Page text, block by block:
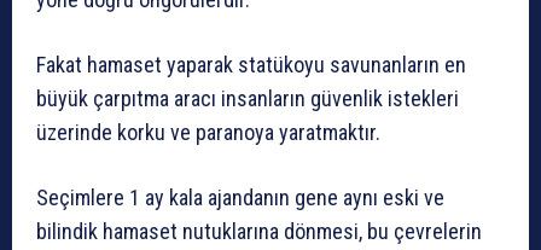
Fakat hamaset yaparak statükoyu savunanların en
büyük çarpıtma aracı insanların güvenlik istekleri
üzerinde korku ve paranoya yaratmaktır.
Seçimlere 1 ay kala ajandanın gene aynı eski ve
bilindik hamaset nutuklarına dönmesi, bu çevrelerin